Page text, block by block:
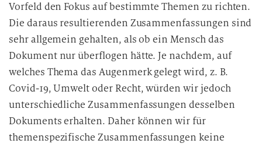
Vorfeld den Fokus auf bestimmte Themen zu richten.
Die daraus resultierenden Zusammenfassungen sind
sehr allgemein gehalten, als ob ein Mensch das
Dokument nur überflogen hätte. Je nachdem, auf
welches Thema das Augenmerk gelegt wird, z. B.
Covid-19, Umwelt oder Recht, würden wir jedoch
unterschiedliche Zusammenfassungen desselben
Dokuments erhalten. Daher können wir für
themenspezifische Zusammenfassungen keine